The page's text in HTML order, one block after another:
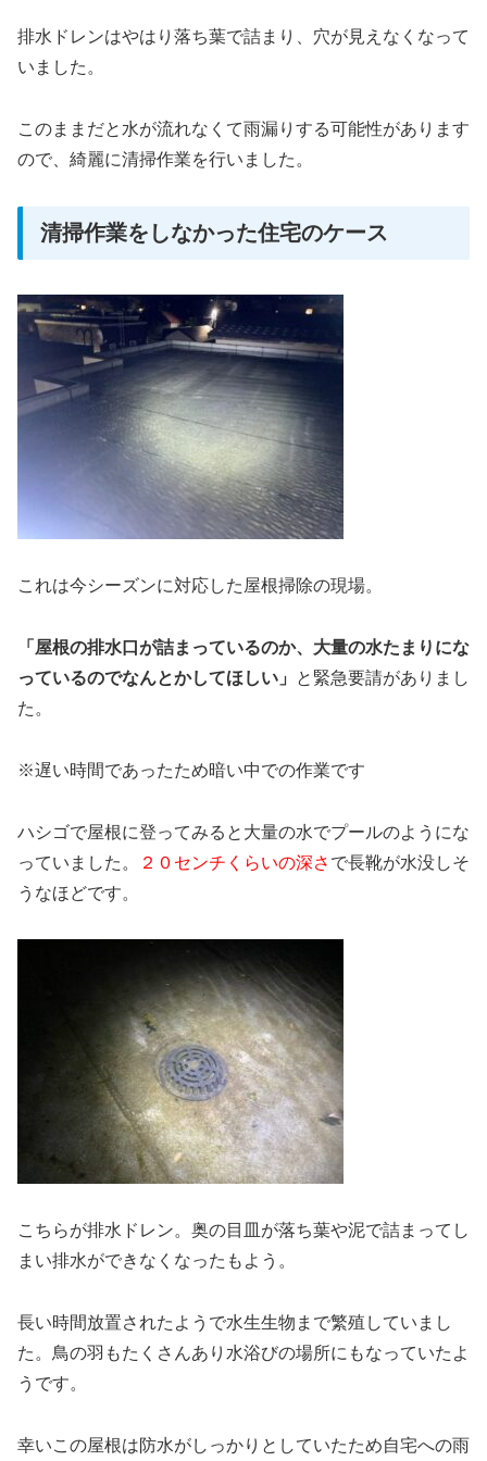
排水ドレンはやはり落ち葉で詰まり、穴が見えなくなって
いました。
このままだと水が流れなくて雨漏りする可能性があります
ので、綺麗に清掃作業を行いました。
清掃作業をしなかった住宅のケース
これは今シーズンに対応した屋根掃除の現場。
「屋根の排水口が詰まっているのか、大量の水たまりにな
っているのでなんとかしてほしい」
と緊急要請がありまし
た。
※遅い時間であったため暗い中での作業です
ハシゴで屋根に登ってみると大量の水でプールのようにな
っていました。
２０センチくらいの深さ で長靴が水没しそ
うなほどです。
こちらが排水ドレン。奥の目皿が落ち葉や泥で詰まってし
まい排水ができなくなったもよう。
長い時間放置されたようで水生生物まで繁殖していまし
た。鳥の羽もたくさんあり水浴びの場所にもなっていたよ
うです。
幸いこの屋根は防水がしっかりとしていたため自宅への雨